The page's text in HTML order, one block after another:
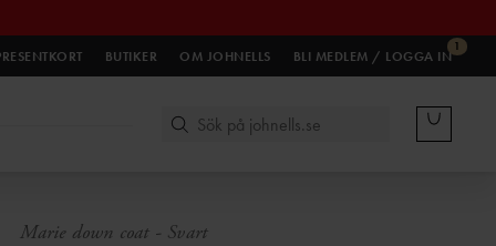
BUTIKER OM JOHNELLS
1
BLI MEDLEM / LOGGA IN
Marie down coat - Svart